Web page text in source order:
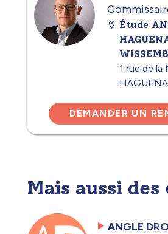
Étude
1 rue de la
DEMANDER UN
Mais aussi
ANGLE